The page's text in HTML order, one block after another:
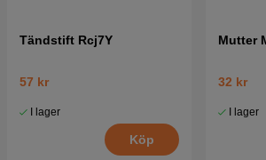
Tändstift Rcj7Y
57 kr
I lager
Köp
Mutter
32 kr
I lager